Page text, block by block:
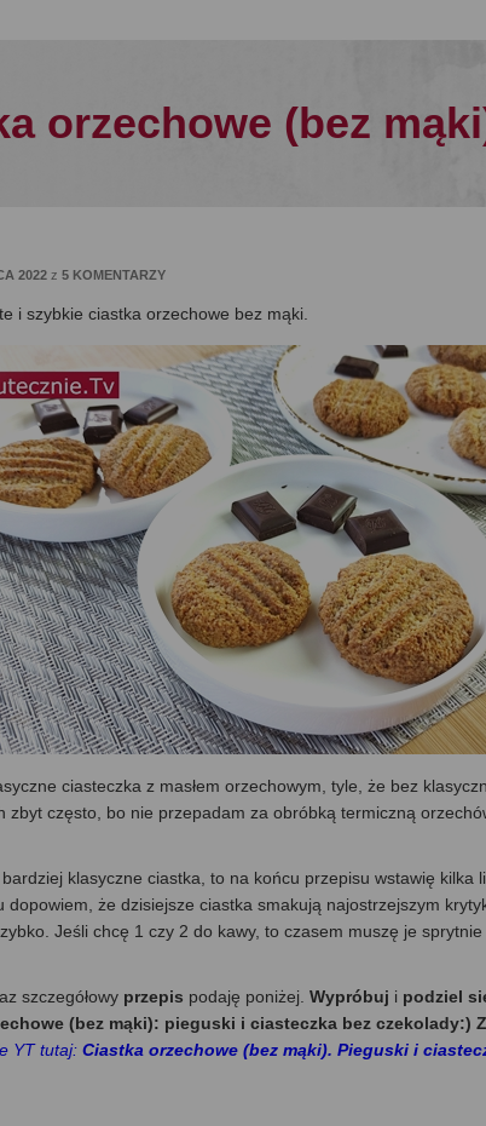
orzechowe (bez
2022 z 5 KOMENTARZY
i szybkie ciastka orzechowe bez mąki.
ciasteczka z masłem orzechowym, tyle, że bez
zbyt często, bo nie przepadam za obróbką termiczną
klasyczne ciastka, to na końcu przepisu wstawię kilka
dopowiem, że dzisiejsze ciastka smakują najostrzejszym
Jeśli chcę 1 czy 2 do kawy, to czasem muszę je
szczegółowy przepis podaję poniżej. Wypróbuj i podziel
(bez mąki): pieguski i ciasteczka bez czekolady:)
YT tutaj: Ciastka orzechowe (bez mąki). Pieguski i